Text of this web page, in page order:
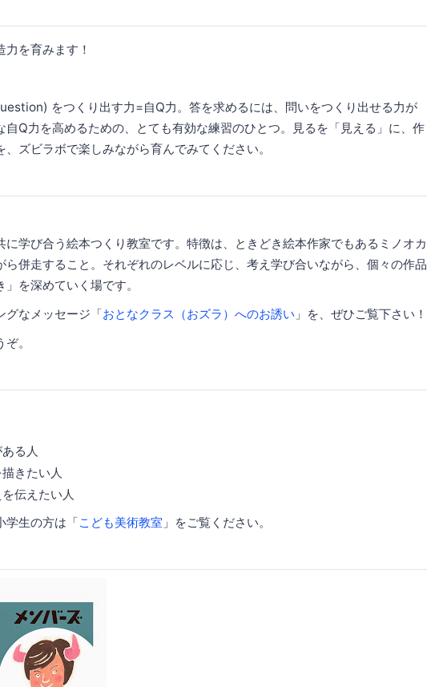
力を育みます！
をつくり出す力=自Q力。答を求めるには、問いをつくり出せる力が
自Q力を高めるための、とても有効な練習のひとつ。見るを「見える」に、作
ズビラボで楽しみながら育んでみてください。
学び合う絵本つくり教室です。特徴は、ときどき絵本作家でもあるミノオカ
ら併走すること。それぞれのレベルに応じ、考え学び合いながら、個々の作品
を深めていく場です。
グなメッセージ「おとなクラス（おズラ）へのお誘い 」を、ぜひご覧下さい！
。
る人
きたい人
伝えたい人
学生の方は「こども美術教室 」をご覧ください。